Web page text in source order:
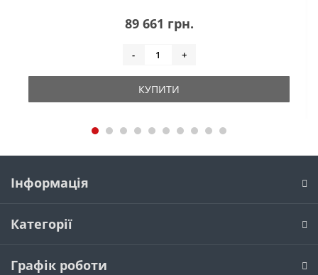
89 661 грн.
- +
КУПИТИ
Інформація
Категорії
Графік роботи